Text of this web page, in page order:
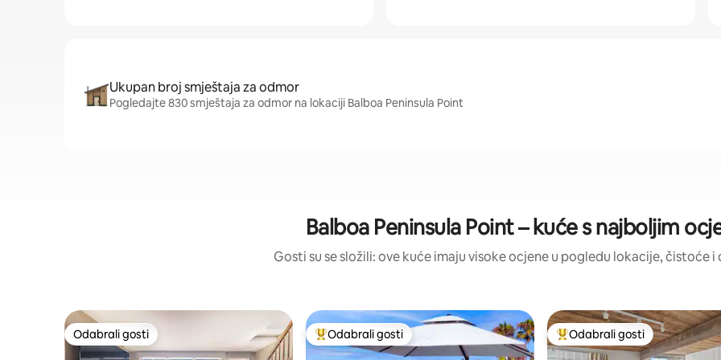
Ukupan broj smještaja za odmor
Pogledajte 830 smještaja za odmor na lokaciji Balboa Peninsula Point
Balboa Peninsula Point – kuće s najboljim
Gosti su se složili: ove kuće imaju visoke ocjene u pogledu lokacije, čistoće
Odabrali gosti
Odabrali gosti Među najviše rangiranima s oznakom „Odabrali gosti”
Odabrali gosti Među najviše rangiranima s
Odabrali gosti